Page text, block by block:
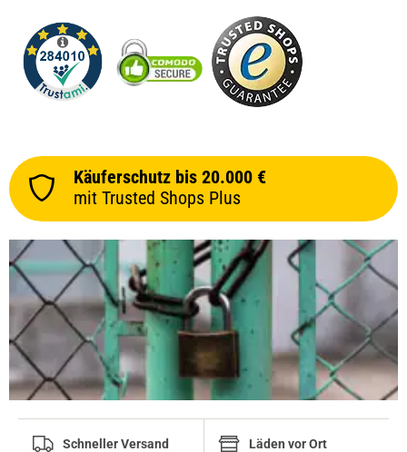
Käuferschutz bis 20.000 €
mit Trusted Shops Plus
Schneller Versand Läden vor Ort